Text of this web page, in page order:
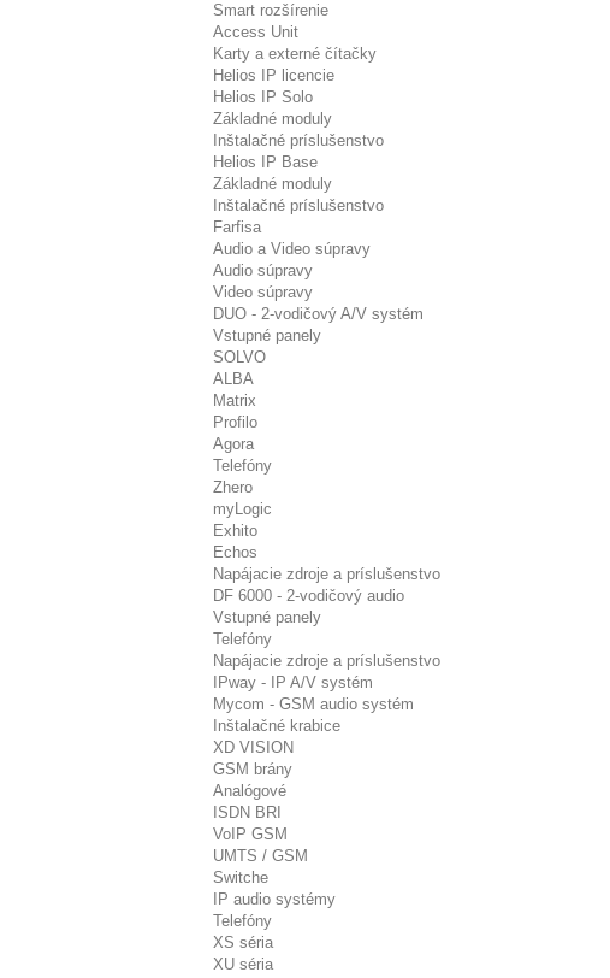
Smart rozšírenie
Access Unit
Karty a externé čítačky
Helios IP licencie
Helios IP Solo
Základné moduly
Inštalačné príslušenstvo
Helios IP Base
Základné moduly
Inštalačné príslušenstvo
Farfisa
Audio a Video súpravy
Audio súpravy
Video súpravy
DUO - 2-vodičový A/V systém
Vstupné panely
SOLVO
ALBA
Matrix
Profilo
Agora
Telefóny
Zhero
myLogic
Exhito
Echos
Napájacie zdroje a príslušenstvo
DF 6000 - 2-vodičový audio
Vstupné panely
Telefóny
Napájacie zdroje a príslušenstvo
IPway - IP A/V systém
Mycom - GSM audio systém
Inštalačné krabice
XD VISION
GSM brány
Analógové
ISDN BRI
VoIP GSM
UMTS / GSM
Switche
IP audio systémy
Telefóny
XS séria
XU séria